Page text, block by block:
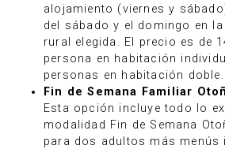
alojamiento (viernes y
del sábado y el domingo en
rural elegida. El precio es de
persona en habitación
personas en habitación doble.
Fin de Semana Familiar
Esta opción incluye todo lo
modalidad Fin de Semana
para dos adultos más menús